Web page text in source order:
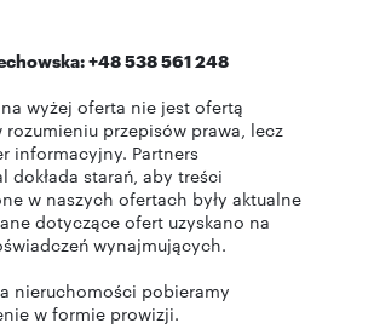
+48 538 561 248
wyżej oferta nie jest ofertą
rozumieniu przepisów prawa, lecz
informacyjny. Partners
dokłada starań, aby treści
w naszych ofertach były aktualne
dotyczące ofert uzyskano na
wynajmujących.
nieruchomości pobieramy
w formie prowizji.